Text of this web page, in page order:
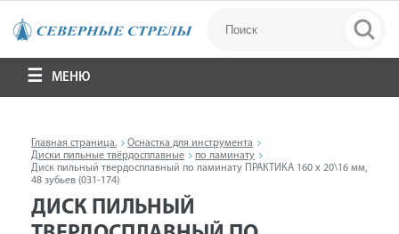
МЕНЮ
Главная страница.
Оснастка для инструмента
Диски пильные твёрдосплавные
по ламинату
Диск пильный твердосплавный по ламинату ПРАКТИКА 160 х 20\16 мм,
48 зубьев (031-174)
ДИСК ПИЛЬНЫЙ